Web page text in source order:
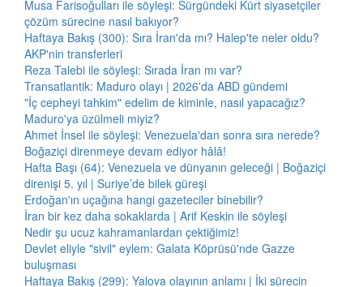
Musa Farisoğulları ile söyleşi: Sürgündeki Kürt siyasetçiler
çözüm sürecine nasıl bakıyor?
Haftaya Bakış (300): Sıra İran'da mı? Halep'te neler oldu?
AKP'nin transferleri
Reza Talebi ile söyleşi: Sırada İran mı var?
Transatlantik: Maduro olayı | 2026'da ABD gündemi
"İç cepheyi tahkim" edelim de kiminle, nasıl yapacağız?
Maduro'ya üzülmeli miyiz?
Ahmet İnsel ile söyleşi: Venezuela'dan sonra sıra nerede?
Boğaziçi direnmeye devam ediyor hâlâ!
Hafta Başı (64): Venezuela ve dünyanın geleceği | Boğaziçi
direnişi 5. yıl | Suriye’de bilek güreşi
Erdoğan'ın uçağına hangi gazeteciler binebilir?
İran bir kez daha sokaklarda | Arif Keskin ile söyleşi
Nedir şu ucuz kahramanlardan çektiğimiz!
Devlet eliyle "sivil" eylem: Galata Köprüsü'nde Gazze
buluşması
Haftaya Bakış (299): Yalova olayının anlamı | İki sürecin